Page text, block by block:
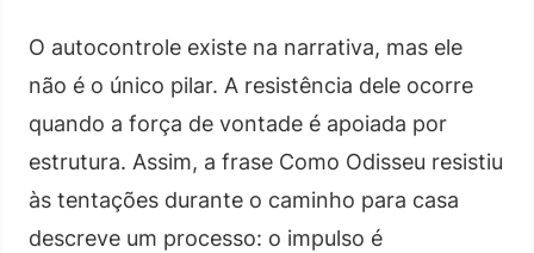
O autocontrole existe na narrativa, mas ele
não é o único pilar. A resistência dele ocorre
quando a força de vontade é apoiada por
estrutura. Assim, a frase Como Odisseu resistiu
às tentações durante o caminho para casa
descreve um processo: o impulso é